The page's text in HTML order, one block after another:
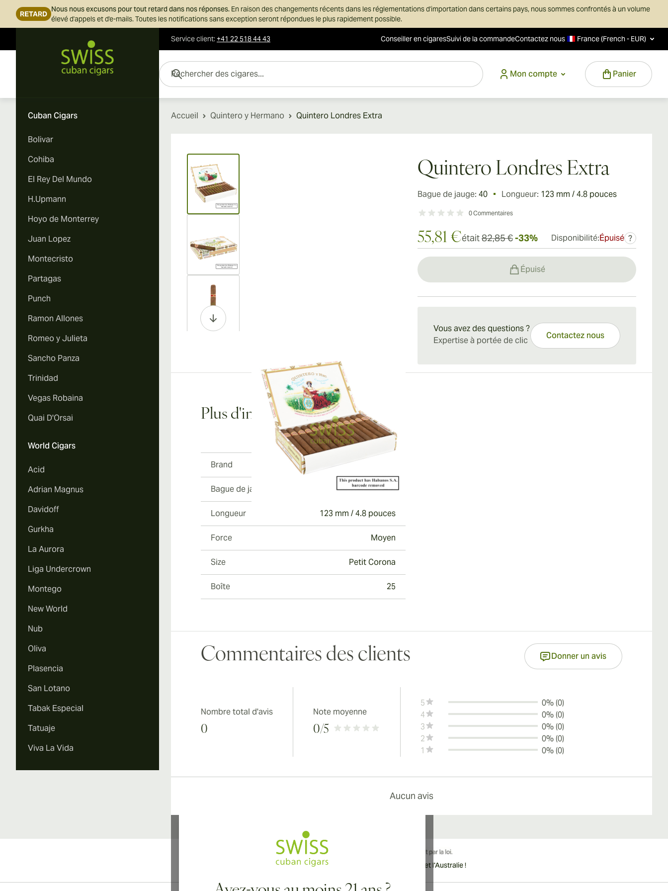
RETARD
Nous nous excusons pour tout retard dans nos réponses. En raison des changements récents dans les réglementations d'importation dans certains pays, nous sommes confrontés à un volume
élevé d'appels et d'e-mails. Toutes les notifications sans exception seront répondues le plus rapidement possible.
Service client:+41 22 518 44 43 Conseiller en cigaresSuivi de la commandeContactez nous France (French - EUR)
Mon compte
Panier
Rechercher des cigares...
Cuban Cigars
Bolivar
Cohiba
El Rey Del Mundo
H.Upmann
Hoyo de Monterrey
Juan Lopez
Montecristo
Partagas
Punch
Ramon Allones
Romeo y Julieta
Sancho Panza
Trinidad
Vegas Robaina
Quai D'Orsai
World Cigars
Acid
Adrian Magnus
Davidoff
Gurkha
La Aurora
Liga Undercrown
Montego
New World
Nub
Oliva
Plasencia
San Lotano
Tabak Especial
Tatuaje
Viva La Vida
Accueil Quintero y Hermano Quintero Londres Extra
View larger image
View larger image
Quintero Londres Extra
Bague de jauge: 40 Longueur: 123 mm / 4.8 pouces
0Commentaires
55,81 €était82,85 €-33% Disponibilité:Épuisé ?
Épuisé
Vous avez des questions ?
Expertise à portée de clic
Contactez nous
Plus d'informations
Brand Quintero y Hermano
Bague de jauge 40
Longueur 123 mm / 4.8 pouces
Force Moyen
Size Petit Corona
Boîte 25
Commentaires des clients Donner un avis
Nombre total d'avis
0
Note moyenne
0/5
5
0% (0)
4
0% (0)
3
0% (0)
2
0% (0)
1
0% (0)
Aucun avis
Livraison internationale disponible vers le Canada, le Royaume-Uni et l'Australie !